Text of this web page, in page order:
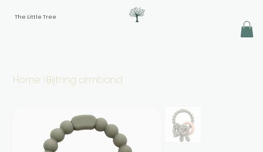
The Little Tree
Home >Bijtring armband